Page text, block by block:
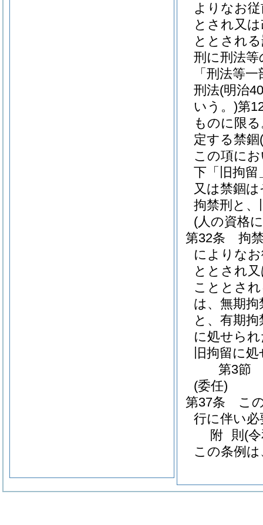
よりなお
とされ又
ととされ
刑に刑法
「刑法等
刑法(明治
いう。)第
ものに限
定する禁錮
この項に
下「旧拘
又は禁錮
拘禁刑と
(人の資格
第32条
拘
によりな
ととされ
こととさ
は、無期
と、有期
に処せら
旧拘留に
第3節
(委任)
第37条
こ
行に伴い
附 則 (
この条例